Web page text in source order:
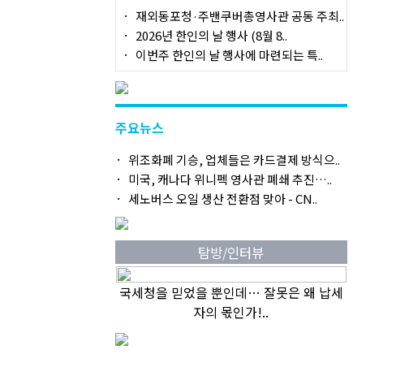
재외동포청·주밴쿠버총영사관 공동 주최..
2026년 한인의 날 행사 (8월 8..
이번주 한인의 날 행사에 마련되는 특..
주요뉴스
위조화폐 기승, 업체들은 카드결제 방식으..
미국, 캐나다 위니펙 영사관 폐쇄 추진…..
세노버스 오일 생산 전환점 맞아 - CN..
탐방/인터뷰
국세청을 믿었을 뿐인데… 잘못은 왜 납세
자의 몫인가!..